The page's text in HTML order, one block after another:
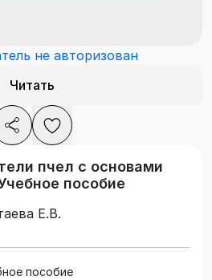
не авторизован
Читать
пчел с основами
пособие
Е.В.
пособие